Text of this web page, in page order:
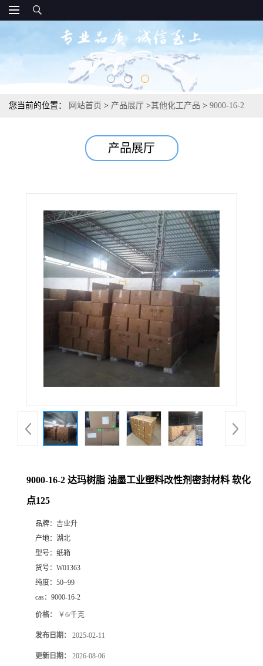
您当前的位置： 网站首页 > 产品展厅 >其他化工产品 > 9000-16-2
产品展厅
9000-16-2 达玛树脂 油墨工业塑料改性剂密封材料 软化
点125
品牌： 吉业升
产地： 湖北
型号： 纸箱
货号： W01363
纯度： 50~99
cas： 9000-16-2
价格： ￥6/千克
发布日期： 2025-02-11
更新日期： 2026-08-06